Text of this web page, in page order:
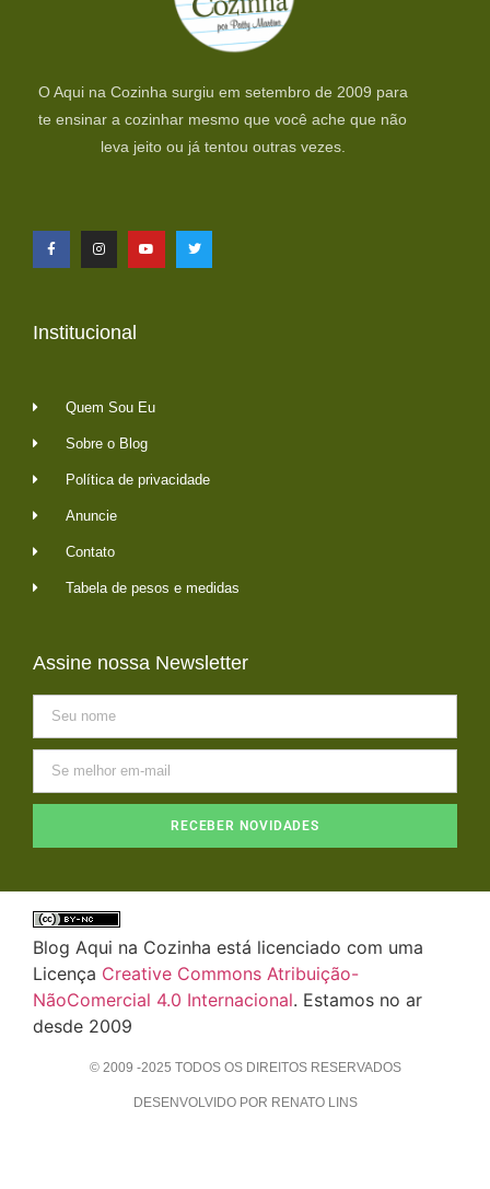
O Aqui na Cozinha surgiu em setembro de 2009 para
te ensinar a cozinhar mesmo que você ache que não
leva jeito ou já tentou outras vezes.
Institucional
Quem Sou Eu
Sobre o Blog
Política de privacidade
Anuncie
Contato
Tabela de pesos e medidas
Assine nossa Newsletter
RECEBER NOVIDADES
Blog Aqui na Cozinha está licenciado com uma
Licença Creative Commons Atribuição-
NãoComercial 4.0 Internacional. Estamos no ar
desde 2009
© 2009 -2025 TODOS OS DIREITOS RESERVADOS
DESENVOLVIDO POR RENATO LINS